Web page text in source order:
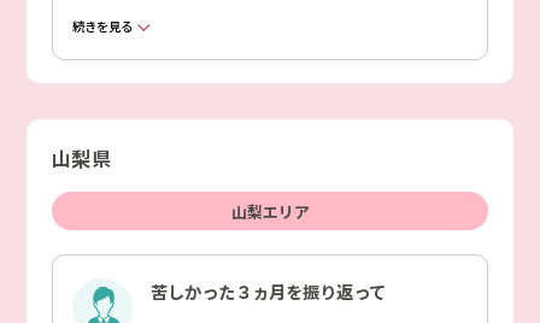
続きを見る
山梨県
山梨エリア
苦しかった３ヵ月を振り返って